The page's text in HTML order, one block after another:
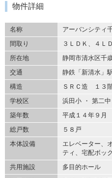
物件詳細
名称
アーバンシティ
間取り
３ＬＤＫ、４Ｌ
所在地
静岡市清水区千
交通
静鉄「新清水」
構造
ＳＲＣ造 １３
学校区
浜田小 ・ 第二中
築年数
平成１４年９月
総戸数
５８戸
本体設備
エレベーター、
ティ、宅配ボッ
共用施設
多目的ホール